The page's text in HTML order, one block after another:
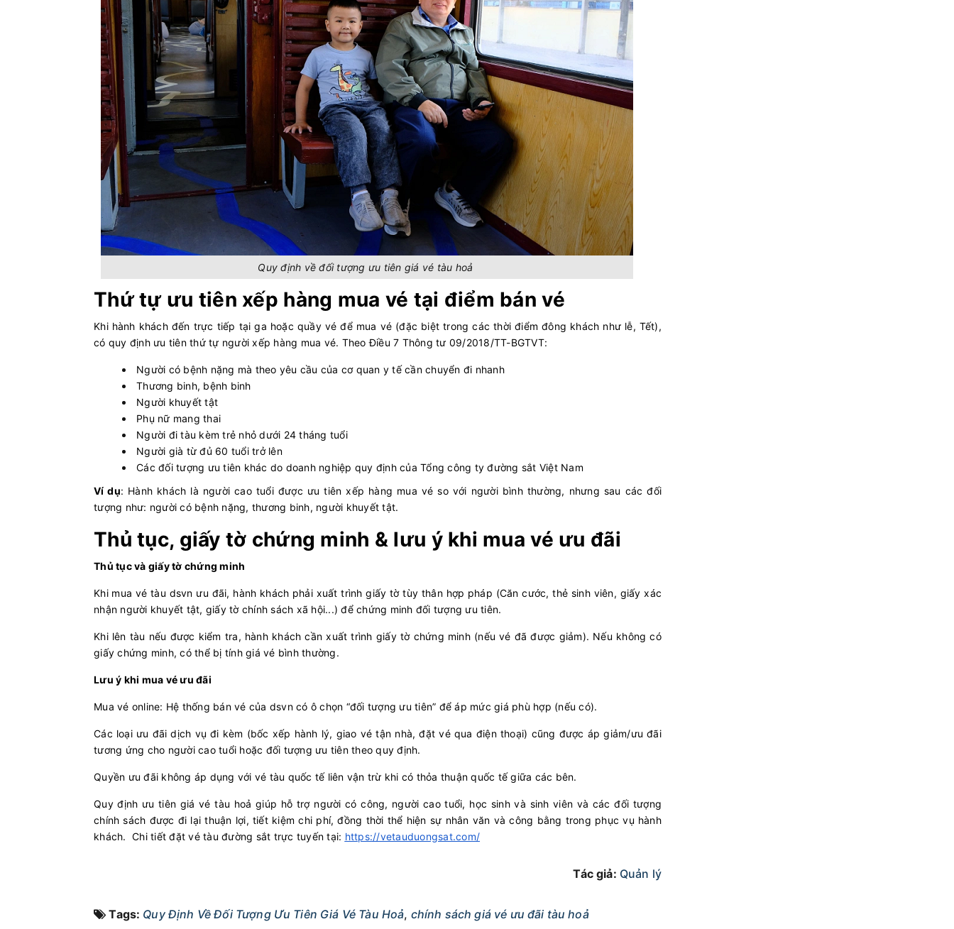
Quy định về đối tượng ưu tiên giá vé tàu hoả
Thứ tự ưu tiên xếp hàng mua vé tại điểm bán vé
Khi hành khách đến trực tiếp tại ga hoặc quầy vé để mua vé (đặc biệt trong các thời điểm đông khách như lễ, Tết),
có quy định ưu tiên thứ tự người xếp hàng mua vé. Theo Điều 7 Thông tư 09/2018/TT-BGTVT:
Người có bệnh nặng mà theo yêu cầu của cơ quan y tế cần chuyển đi nhanh
Thương binh, bệnh binh
Người khuyết tật
Phụ nữ mang thai
Người đi tàu kèm trẻ nhỏ dưới 24 tháng tuổi
Người già từ đủ 60 tuổi trở lên
Các đối tượng ưu tiên khác do doanh nghiệp quy định của Tổng công ty đường sắt Việt Nam
Ví dụ: Hành khách là người cao tuổi được ưu tiên xếp hàng mua vé so với người bình thường, nhưng sau các đối
tượng như: người có bệnh nặng, thương binh, người khuyết tật.
Thủ tục, giấy tờ chứng minh & lưu ý khi mua vé ưu đãi
Thủ tục và giấy tờ chứng minh
Khi mua vé tàu dsvn ưu đãi, hành khách phải xuất trình giấy tờ tùy thân hợp pháp (Căn cước, thẻ sinh viên, giấy xác
nhận người khuyết tật, giấy tờ chính sách xã hội...) để chứng minh đối tượng ưu tiên.
Khi lên tàu nếu được kiểm tra, hành khách cần xuất trình giấy tờ chứng minh (nếu vé đã được giảm). Nếu không có
giấy chứng minh, có thể bị tính giá vé bình thường.
Lưu ý khi mua vé ưu đãi
Mua vé online: Hệ thống bán vé của dsvn có ô chọn “đối tượng ưu tiên” để áp mức giá phù hợp (nếu có).
Các loại ưu đãi dịch vụ đi kèm (bốc xếp hành lý, giao vé tận nhà, đặt vé qua điện thoại) cũng được áp giảm/ưu đãi
tương ứng cho người cao tuổi hoặc đối tượng ưu tiên theo quy định.
Quyền ưu đãi không áp dụng với vé tàu quốc tế liên vận trừ khi có thỏa thuận quốc tế giữa các bên.
Quy định ưu tiên giá vé tàu hoả giúp hỗ trợ người có công, người cao tuổi, học sinh và sinh viên và các đối tượng
chính sách được đi lại thuận lợi, tiết kiệm chi phí, đồng thời thể hiện sự nhân văn và công bằng trong phục vụ hành
khách. Chi tiết đặt vé tàu đường sắt trực tuyến tại: https://vetauduongsat.com/
Tác giả: Quản lý
Tags: Quy Định Về Đối Tượng Ưu Tiên Giá Vé Tàu Hoả, chính sách giá vé ưu đãi tàu hoả